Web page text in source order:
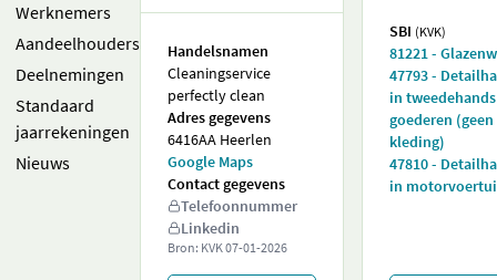
Werknemers
Aandeelhouders
Deelnemingen
Standaard
jaarrekeningen
Nieuws
Handelsnamen
Cleaningservice
perfectly clean
Adres gegevens
6416AA Heerlen
Google Maps
Contact gegevens
Telefoonnummer
Linkedin
Bron: KVK07-01-2026
SBI (KVK)
81221 -
47793 -
in tweedehands
goederen (geen
kleding)
47810 -
in